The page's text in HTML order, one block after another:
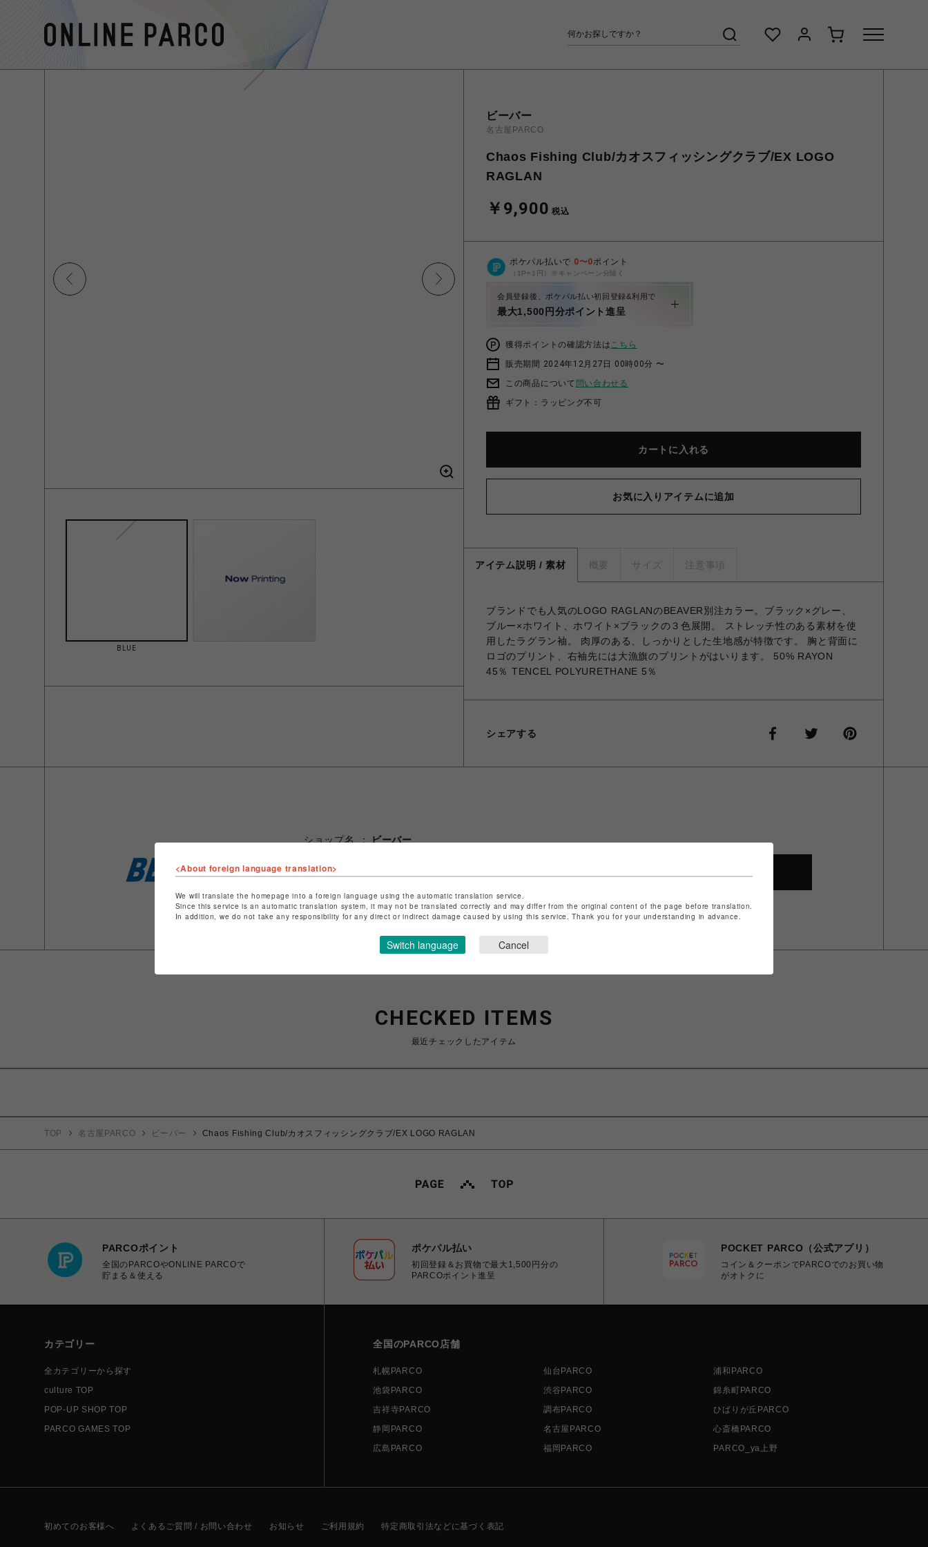
BLUE
ビーバー
名古屋PARCO
Chaos Fishing Club/カオスフィッシングクラブ/EX LOGO
RAGLAN
￥9,900 税込
ポケパル払いで 0〜0ポイント
（1P=1円）※キャンペーン分除く
会員登録後、ポケパル払い初回登録&利用で
最大1,500円分ポイント進呈
獲得ポイントの確認方法はこちら
販売期間 2024年12月27日 00時00分 〜
この商品について 問い合わせる
ギフト：ラッピング不可
カートに入れる
お気に入りアイテムに追加
アイテム説明 / 素材 概要 サイズ 注意事項
ブランドでも人気のLOGO RAGLANのBEAVER別注カラー。ブラック×グレー、
ブルー×ホワイト、ホワイト×ブラックの３色展開。 ストレッチ性のある素材を使
用したラグラン袖。 肉厚のある、しっかりとした生地感が特徴です。 胸と背面に
ロゴのプリント、右袖先には大漁旗のプリントがはいります。 50% RAYON
45％ TENCEL POLYURETHANE 5％
シェアする
ショップ名
ビーバー
ショップお問い合わせはこちら
CHECKED ITEMS
最近チェックしたアイテム
TOP 名古屋PARCO ビーバー Chaos Fishing Club/カオスフィッシングクラブ/EX LOGO RAGLAN
PARCOポイント
全国のPARCOやONLINE PARCOで
貯まる＆使える
ポケパル払い
初回登録＆お買物で最大1,500円分の
PARCOポイント進呈
POCKET PARCO（公式アプリ）
コイン＆クーポンでPARCOでのお買い物
がオトクに
カテゴリー
全カテゴリーから探す
culture TOP
POP-UP SHOP TOP
PARCO GAMES TOP
全国のPARCO店舗
札幌PARCO 仙台PARCO
浦和PARCO
池袋PARCO
渋谷PARCO
錦糸町PARCO
吉祥寺PARCO
調布PARCO
ひばりが丘PARCO
静岡PARCO
名古屋PARCO
心斎橋PARCO
広島PARCO
福岡PARCO PARCO_ya上野
初めてのお客様へ よくあるご質問 / お問い合わせ お知らせ ご利用規約 特定商取引法などに基づく表記
<About foreign language translation>
We will translate the homepage into a foreign language using the automatic translation service.
Since this service is an automatic translation system, it may not be translated correctly and may differ from the original content of the page before translation.
In addition, we do not take any responsibility for any direct or indirect damage caused by using this service. Thank you for your understanding in advance.
Switch language Cancel